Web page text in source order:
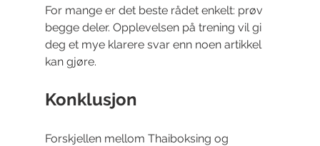
For mange er det beste rådet enkelt: prøv
begge deler. Opplevelsen på trening vil gi
deg et mye klarere svar enn noen artikkel
kan gjøre.
Konklusjon
Forskjellen mellom Thaiboksing og